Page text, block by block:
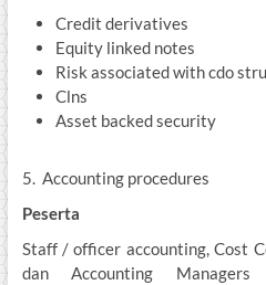
Credit derivatives
Equity linked notes
Risk associated with cdo
Clns
Asset backed security
5. Accounting procedures
Peserta
Staff / officer accounting, Cost
dan Accounting